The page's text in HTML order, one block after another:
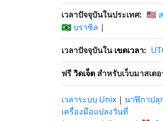
เวลาปัจจุบันในประเทศ: 🇺🇸
🇧🇷 บราซิล |
เวลาปัจจุบันในเขตเวลา:
ฟรีวิดเจ็ต สำหรับเว็บมาสเต
เวลาระบบ Unix | นาฬิกาปลุ
เครื่องมือแปลงวันที่